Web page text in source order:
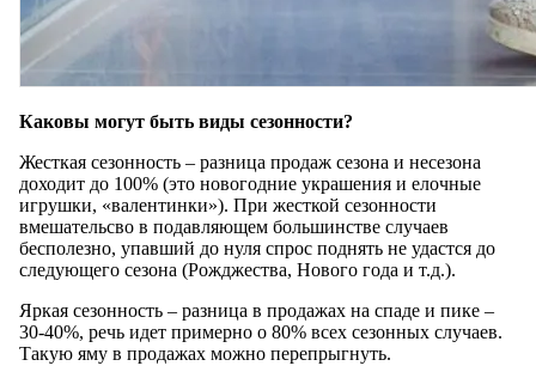
Каковы могут быть виды сезонности?
Жесткая сезонность – разница продаж сезона и несезона
доходит до 100% (это новогодние украшения и елочные
игрушки, «валентинки»). При жесткой сезонности
вмешательсво в подавляющем большинстве случаев
бесполезно, упавший до нуля спрос поднять не удастся до
следующего сезона (Рожджества, Нового года и т.д.).
Яркая сезонность – разница в продажах на спаде и пике –
30-40%, речь идет примерно о 80% всех сезонных случаев.
Такую яму в продажах можно перепрыгнуть.